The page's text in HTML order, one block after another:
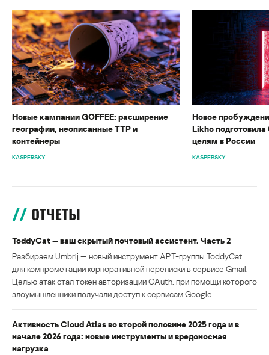
Новые кампании GOFFEE: расширение
географии, неописанные TTP и
контейнеры
KASPERSKY
Новое
Likho
целям в России
KASPERSKY
ОТЧЕТЫ
ToddyCat — ваш скрытый почтовый ассистент. Часть 2
Разбираем Umbrij — новый инструмент APT-группы ToddyCat
для компрометации корпоративной переписки в сервисе Gmail.
Целью атак стал токен авторизации OAuth, при помощи которого
злоумышленники получали доступ к сервисам Google.
Активность Cloud Atlas во второй половине 2025 года и в
начале 2026 года: новые инструменты и вредоносная
нагрузка